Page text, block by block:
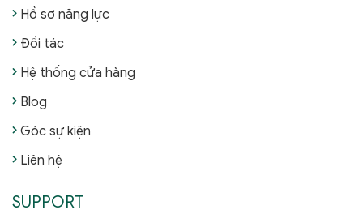
Hồ sơ năng lực
Đối tác
Hệ thống cửa hàng
Blog
Góc sự kiện
Liên hệ
SUPPORT